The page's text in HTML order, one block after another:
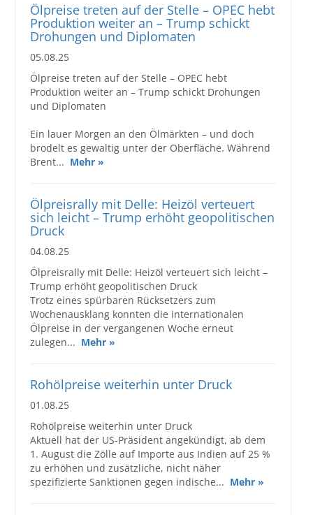
Ölpreise treten auf der Stelle – OPEC hebt
Produktion weiter an – Trump schickt
Drohungen und Diplomaten
05.08.25
Ölpreise treten auf der Stelle – OPEC hebt
Produktion weiter an – Trump schickt Drohungen
und Diplomaten
Ein lauer Morgen an den Ölmärkten – und doch
brodelt es gewaltig unter der Oberfläche. Während
Brent... Mehr »
Ölpreisrally mit Delle: Heizöl verteuert
sich leicht – Trump erhöht geopolitischen
Druck
04.08.25
Ölpreisrally mit Delle: Heizöl verteuert sich leicht –
Trump erhöht geopolitischen Druck
Trotz eines spürbaren Rücksetzers zum
Wochenausklang konnten die internationalen
Ölpreise in der vergangenen Woche erneut
zulegen... Mehr »
Rohölpreise weiterhin unter Druck
01.08.25
Rohölpreise weiterhin unter Druck
Aktuell hat der US-Präsident angekündigt, ab dem
1. August die Zölle auf Importe aus Indien auf 25 %
zu erhöhen und zusätzliche, nicht näher
spezifizierte Sanktionen gegen indische... Mehr »